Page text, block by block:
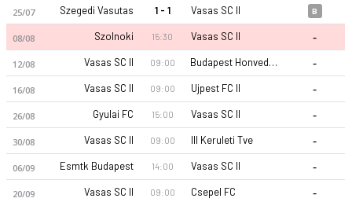
25/07 Szegedi Vasutas 1 - 1 Vasas SC II B
08/08 Szolnoki 15:30 Vasas SC II -
12/08 Vasas SC II 09:00 Budapest Honved MFA -
16/08 Vasas SC II 09:00 Ujpest FC II -
26/08 Gyulai FC 15:00 Vasas SC II -
30/08 Vasas SC II 09:00 III Keruleti Tve -
06/09 Esmtk Budapest 14:00 Vasas SC II -
20/09 Vasas SC II 09:00 Csepel FC -